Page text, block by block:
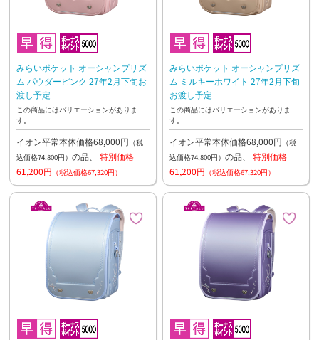
みらいポケット オーシャンプリズ
ム パウダーピンク 27年2月下旬お
渡し予定
この商品にはバリエーションがありま
す。
イオン平常本体価格68,000円 （税
込価格74,800円） の品、 特別価格
61,200円 （税込価格67,320円）
みらいポケット オーシャンプリズ
ム ミルキーホワイト 27年2月下旬
お渡し予定
この商品にはバリエーションがありま
す。
イオン平常本体価格68,000円 （税
込価格74,800円） の品、 特別価格
61,200円 （税込価格67,320円）